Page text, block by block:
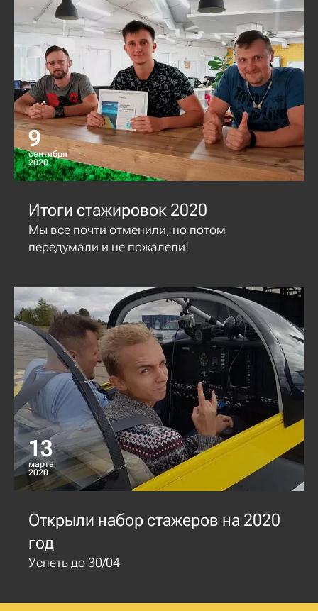
9
сентября
2020
Итоги стажировок 2020
Мы все почти отменили, но потом
передумали и не пожалели!
13
марта
2020
Открыли набор стажеров на 2020
год
Успеть до 30/04